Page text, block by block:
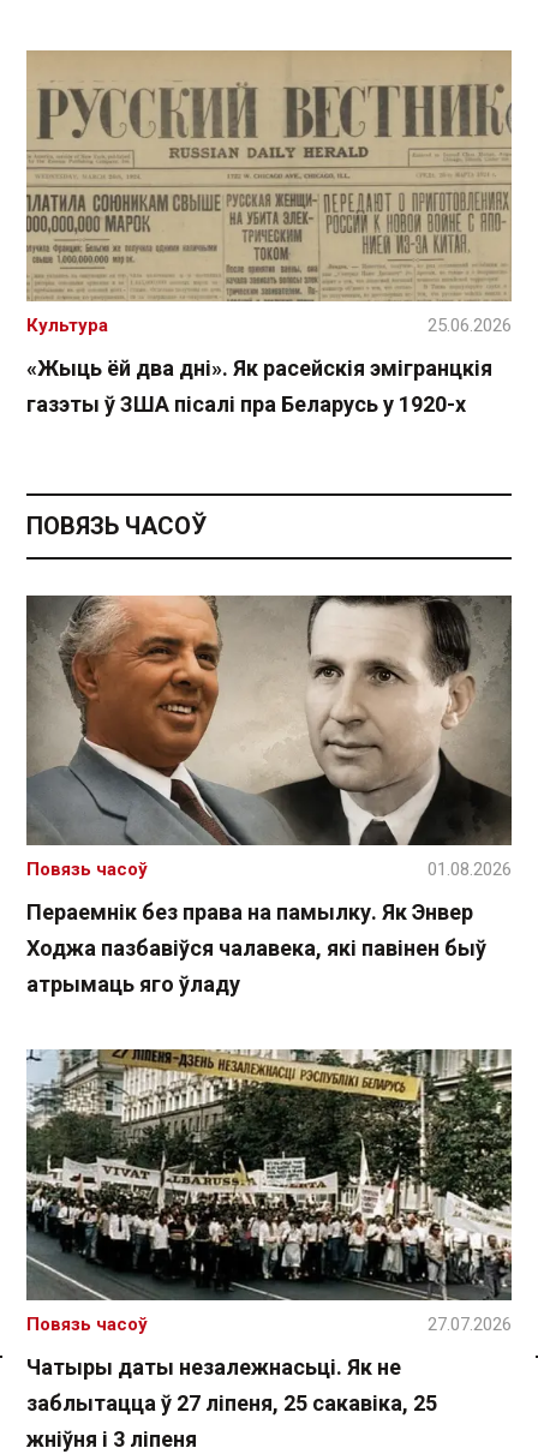
Спасылка без VPN
«Жыць ёй два дні». Як расейскія эмігранцкія
газэты ў ЗША пісалі пра Беларусь у 1920-х
Культура 25.06.2026
ПОВЯЗЬ ЧАСОЎ
Пераемнік без права на памылку. Як Энвер
Ходжа пазбавіўся чалавека, які павінен быў
атрымаць яго ўладу
Повязь часоў 01.08.2026
Чатыры даты незалежнасьці. Як не
заблытацца ў 27 ліпеня, 25 сакавіка, 25
жніўня і 3 ліпеня
Повязь часоў 27.07.2026